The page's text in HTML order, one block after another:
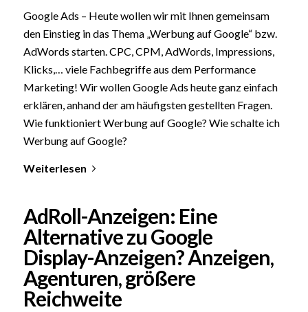
Google Ads – Heute wollen wir mit Ihnen gemeinsam
den Einstieg in das Thema „Werbung auf Google“ bzw.
AdWords starten. CPC, CPM, AdWords, Impressions,
Klicks,… viele Fachbegriffe aus dem Performance
Marketing! Wir wollen Google Ads heute ganz einfach
erklären, anhand der am häufigsten gestellten Fragen.
Wie funktioniert Werbung auf Google? Wie schalte ich
Werbung auf Google?
Weiterlesen
AdRoll-Anzeigen: Eine
Alternative zu Google
Display-Anzeigen? Anzeigen,
Agenturen, größere
Reichweite